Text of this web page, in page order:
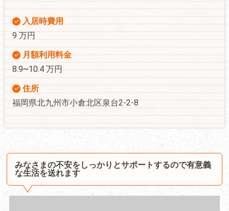
入居時費用
9 万円
月額利用料金
8.9~10.4 万円
住所
福岡県北九州市小倉北区泉台2-2-8
みなさまの不安をしっかりとサポートするので有意義
な生活を送れます